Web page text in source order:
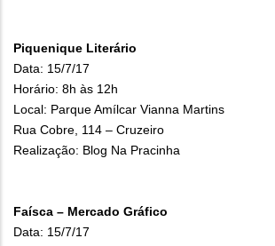
Piquenique Literário
Data: 15/7/17
Horário: 8h às 12h
Local: Parque Amílcar Vianna Martins
Rua Cobre, 114 – Cruzeiro
Realização: Blog Na Pracinha
Faísca – Mercado Gráfico
Data: 15/7/17